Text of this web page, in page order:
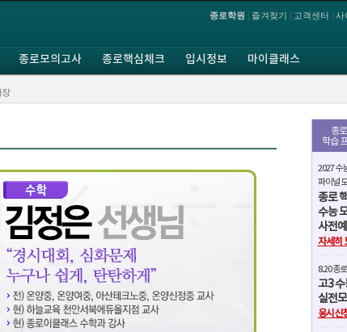
종로학원 즐겨찾기 고객센터 사
종로모의고사 종로핵심체크 입시정보 마이클래스
종
학습
2027 수
파이널
종로
수능
사전
자세히
8.20 종
고3 수
실전
응시신